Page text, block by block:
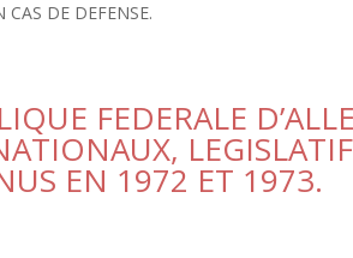
CAS DE DEFENSE.
FEDERALE
EN 1972 ET 1973.